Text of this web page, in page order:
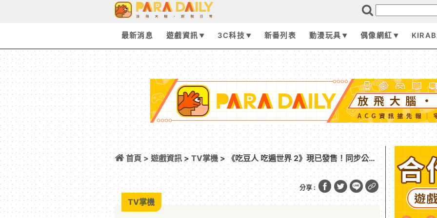
最新消息 遊戲資訊 3C科技 新番列表 動漫玩具 偶像網紅
首頁 >遊戲資訊 >TV掌機 > 《吃豆人 吃遍世界 2》現已發售！同步公開
與索尼克的合作 DLC 即將於 11 月發布
分享 :
TV掌機